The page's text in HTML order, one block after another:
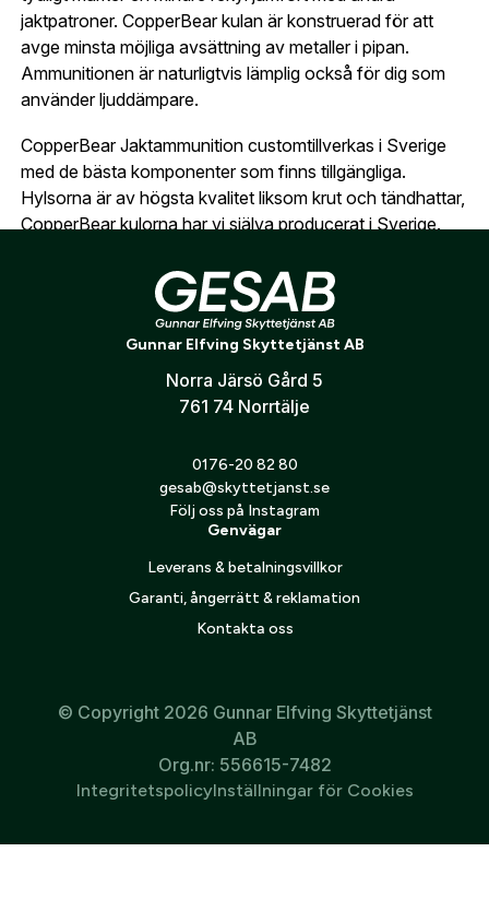
jaktpatroner. CopperBear kulan är konstruerad för att
avge minsta möjliga avsättning av metaller i pipan.
Ammunitionen är naturligtvis lämplig också för dig som
använder ljuddämpare.
CopperBear Jaktammunition customtillverkas i Sverige
med de bästa komponenter som finns tillgängliga.
Hylsorna är av högsta kvalitet liksom krut och tändhattar,
CopperBear kulorna har vi själva producerat i Sverige.
tillverkning och slutkontroll och kan garantera att varje
patron är tillverkad exakt lika.
Patronerna förpackas väl skyddade i en kraftig ask med
ett genomskinligt fönster på asken så att du/ni enkelt kan
Är du en förening eller ett företag? Kontakta
oss så hjälper vi dig att skapa ett konto.
E-post:* (kommer bli ditt användarnamn)
Verifiera e-post:*
Gunnar Elfving Skyttetjänst AB
Norra Järsö Gård 5
761 74 Norrtälje
0176-20 82 80
gesab@skyttetjanst.se
Följ oss på Instagram
Genvägar
Leverans & betalningsvillkor
Garanti, ångerrätt & reklamation
Kontakta oss
© Copyright 2026 Gunnar Elfving Skyttetjänst
AB
Org.nr: 556615-7482
IntegritetspolicyInställningar för Cookies